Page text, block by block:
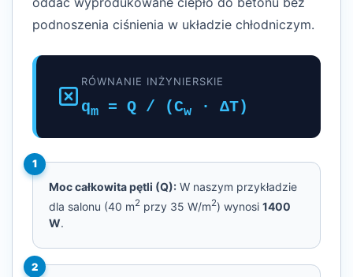
podnoszenia ciśnienia w układzie chłodniczym.
RÓWNANIE INŻYNIERSKIE
qm = Q / (Cw · ΔT)
1
Moc całkowita pętli (Q): W naszym przykładzie
dla salonu (40 m2 przy 35 W/m2) wynosi 1400
W.
2